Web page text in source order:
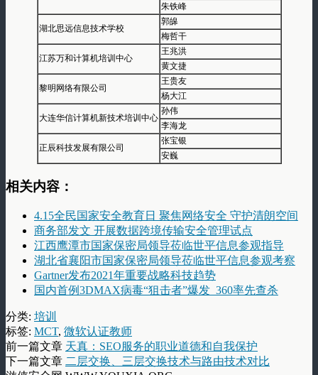
朱铁峰
湖北思远信息技术学校
郭皞
梅哲干
江苏万和计算机培训中心
王兆洪
黄文捷
黎明网络有限公司
王贵友
杨大江
大连华信计算机新技术培训中心
孙伟
李海龙
正辰科技发展有限公司
张宝银
安巍
相关内容：
4.15全民国家安全教育日 聚焦网络安全 守护清朗空间
商务部发文 开展数据跨境传输安全管理试点
江西鹰潭市国家保密局领导莅临世平信息参观指导
湖北省襄阳市国家保密局领导莅临世平信息参观考察
Gartner发布2021年重要战略科技趋势
国内首例3DMAX病毒“狙击者”爆发 360率先查杀
分类: 培训
标签: MCT, 微软认证教师
前一篇文章 天真：SEO服务的职业道德和自我保护
下一篇文章 二层交换、三层交换技术与路由技术对比